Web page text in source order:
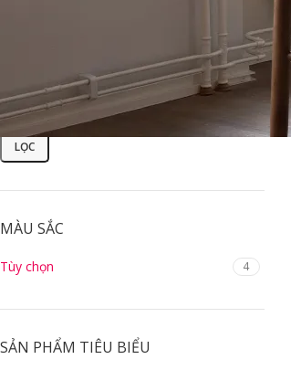
Sofa Văn Phòng
LỌC
MÀU SẮC
Tùy chọn 4
SẢN PHẨM TIÊU BIỂU